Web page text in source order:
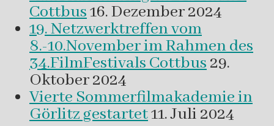
Cottbus16. Dezember 2024
19. Netzwerktreffen vom
8.-10.November im Rahmen des
34.FilmFestivals Cottbus29.
Oktober 2024
Vierte Sommerfilmakademie in
Görlitz gestartet11. Juli 2024